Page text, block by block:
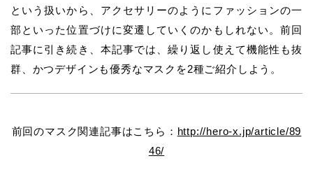
という扱いから、アクセサリーのようにファッションの一
部といった位置づけに変遷していくのかもしれない。前回
記事に引き続き、本記事では、繰り返し使えて機能性も抜
群、かつデザインも優秀なマスクを2種ご紹介しよう。
前回のマスク関連記事はこちら： http://hero-x.jp/article/89
46/